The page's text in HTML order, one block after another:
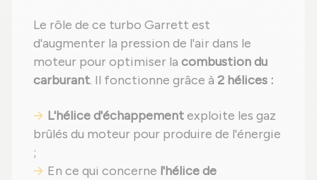
Le rôle de ce turbo Garrett est
d'augmenter la pression de l'air dans le
moteur pour optimiser la combustion du
carburant. Il fonctionne grâce à 2 hélices :
L'hélice d'échappementexploite les gaz
brûlés du moteur pour produire de l'énergie
;
En ce qui concerne l'hélice de